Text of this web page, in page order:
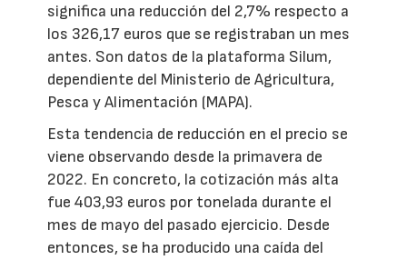
significa una reducción del 2,7% respecto a
los 326,17 euros que se registraban un mes
antes. Son datos de la plataforma Silum,
dependiente del Ministerio de Agricultura,
Pesca y Alimentación (MAPA).
Esta tendencia de reducción en el precio se
viene observando desde la primavera de
2022. En concreto, la cotización más alta
fue 403,93 euros por tonelada durante el
mes de mayo del pasado ejercicio. Desde
entonces, se ha producido una caída del